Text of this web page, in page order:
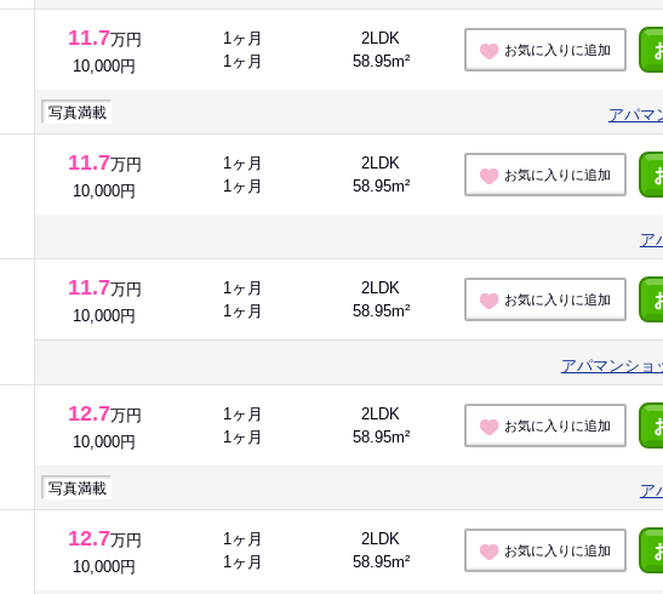
11.7万円
10,000円
1ヶ月
1ヶ月
2LDK
58.95m²
お気に入りに追加
写真満載 アパマ
11.7万円
10,000円
1ヶ月
1ヶ月
2LDK
58.95m²
お気に入りに追加
ア
11.7万円
10,000円
1ヶ月
1ヶ月
2LDK
58.95m²
お気に入りに追加
アパマンショ
12.7万円
10,000円
1ヶ月
1ヶ月
2LDK
58.95m²
お気に入りに追加
写真満載 ア
12.7万円
10,000円
1ヶ月
1ヶ月
2LDK
58.95m²
お気に入りに追加